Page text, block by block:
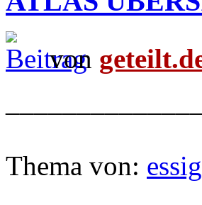
von
Thema von: essig